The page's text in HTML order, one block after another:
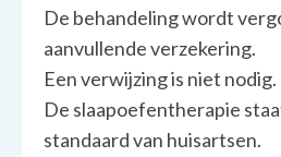
De behandeling wordt
aanvullende verzekering.
Een verwijzing is niet nodig.
De slaapoefentherapie
standaard van huisartsen.